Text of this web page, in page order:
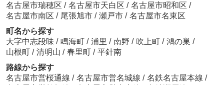
名古屋市瑞穂区 / 名古屋市天白区 / 名古屋市昭和区 /
名古屋市南区 / 尾張旭市 / 瀬戸市 / 名古屋市名東区
町名から探す
大字中志段味 / 鳴海町 / 浦里 / 南野 / 吹上町 / 鴻の巣 /
山根町 / 清明山 / 春里町 / 平針南
路線から探す
名古屋市営桜通線 / 名古屋市営名城線 / 名鉄名古屋本線 /